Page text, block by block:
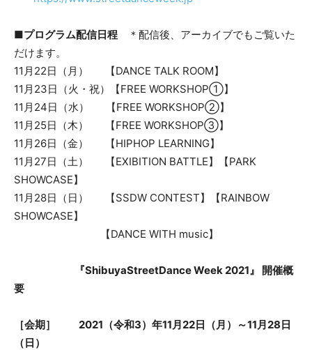
■プログラム配信日程
＊配信後、アーカイブでもご覧いた
だけます。
11月22日（月） 【DANCE TALK ROOM】
11月23日（火・祝）【FREE WORKSHOP①】
11月24日（水） 【FREE WORKSHOP②】
11月25日（木） 【FREE WORKSHOP③】
11月26日（金） 【HIPHOP LEARNING】
11月27日（土） 【EXIBITION BATTLE】【PARK
SHOWCASE】
11月28日（日） 【SSDW CONTEST】【RAINBOW
SHOWCASE】
【DANCE WITH music】
『ShibuyaStreetDance Week 2021』 開催概
要
［会期］ 2021 （令和3） 年11 月22日 （ 月 ） ～11 月28日
（日 ）